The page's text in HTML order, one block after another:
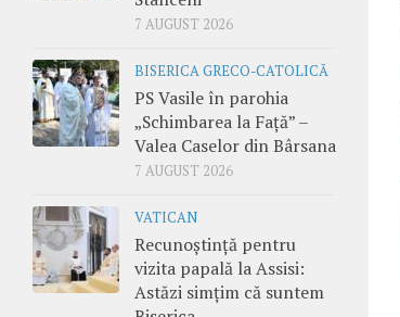
7 AUGUST 2026
BISERICA GRECO-CATOLICĂ
PS Vasile în parohia
„Schimbarea la Față” –
Valea Caselor din Bârsana
7 AUGUST 2026
VATICAN
Recunoștință pentru
vizita papală la Assisi:
Astăzi simțim că suntem